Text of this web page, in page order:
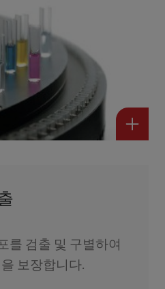
를 검출 및 구별하여
보장합니다.